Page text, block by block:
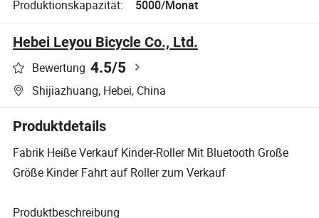
Produktionskapazität:
5000/Monat
Hebei Leyou Bicycle Co., Ltd.
Bewertung 4.5/5
Shijiazhuang, Hebei, China
Produktdetails
Fabrik Heiße Verkauf Kinder-Roller Mit Bluetooth Große
Größe Kinder Fahrt auf Roller zum Verkauf
Produktbeschreibung